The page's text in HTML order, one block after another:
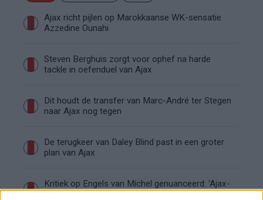
Ajax richt pijlen op Marokkaanse WK-sensatie
Azzedine Ounahi
Steven Berghuis zorgt voor ophef na harde
tackle in oefenduel van Ajax
Dit houdt de transfer van Marc-André ter Stegen
naar Ajax nog tegen
De terugkeer van Daley Blind past in een groter
plan van Ajax
Kritiek op Engels van Míchel genuanceerd: ‘Ajax-
spelers snappen dat echt wel’